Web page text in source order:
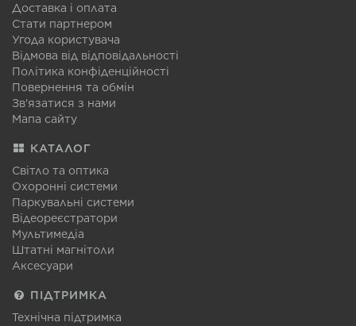
Доставка і оплата
Стати партнером
Угода користувача
Відмова від відповідальності
Політика конфіденційності
Повернення та обмін
Зв'язатися з нами
Мапа сайту
КАТАЛОГ
Світло та оптика
Охоронні системи
Паркувальні системи
Відеореєстратори
Мультимедіа
Штатні магнітоли
Аксесуари
ПІДТРИМКА
Технічна підтримка